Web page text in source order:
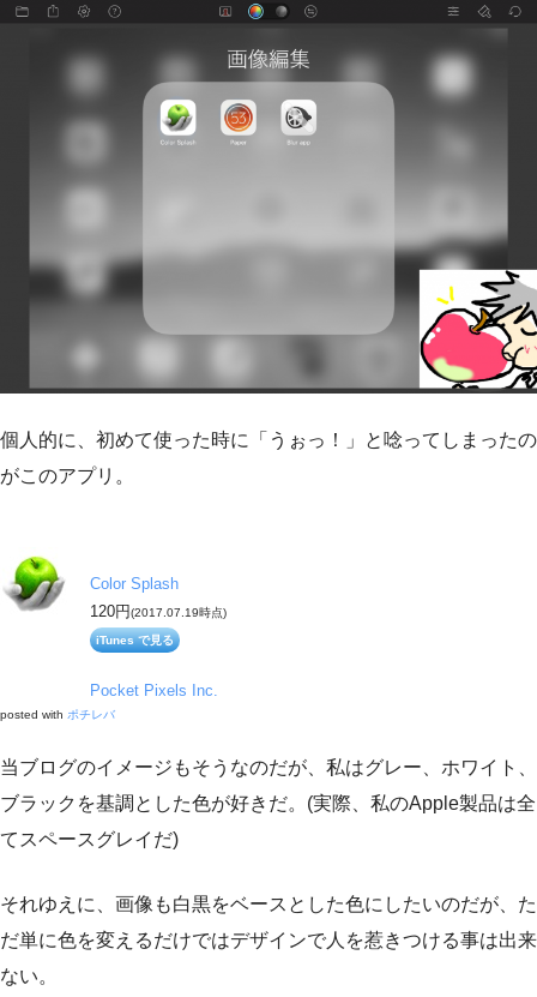
個人的に、初めて使った時に 「うぉっ！」
と唸ってしまったの
がこのアプリ。
Color Splash
120円(2017.07.19時点)
iTunes で見る
Pocket Pixels Inc.
posted with ポチレバ
当ブログのイメージもそうなのだが、私はグレー、ホワイト、
ブラックを基調とした色が好きだ。(実際、私のApple製品は全
てスペースグレイだ)
それゆえに、画像も白黒をベースとした色にしたいのだが、た
だ単に色を変えるだけではデザインで人を惹きつける事は出来
ない。